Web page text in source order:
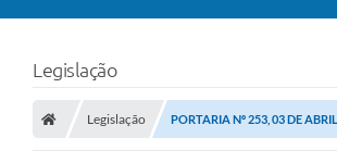
Secretarias
Transparência
Legislação
Legislação PORTARIA Nº 253, 03 DE